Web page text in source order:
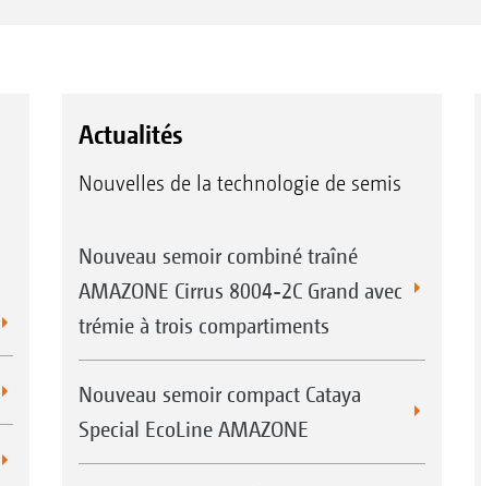
Actualités
Nouvelles de la technologie de semis
Nouveau semoir combiné traîné
AMAZONE Cirrus 8004-2C Grand avec
trémie à trois compartiments
Nouveau semoir compact Cataya
Special EcoLine AMAZONE